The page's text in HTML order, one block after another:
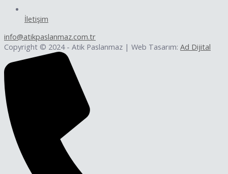
İletişim
info@atikpaslanmaz.com.tr
Copyright © 2024 - Atik Paslanmaz | Web Tasarım: Ad Dijital